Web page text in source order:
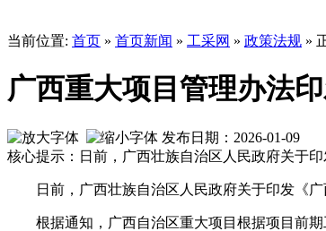
当前位置: 首页 » 首页新闻 » 工采网 » 政策法规 »
广西重大项目管理办法
发布日期：2026-01-09
核心提示：日前，广西壮族自治区人民政府关于
日前，广西壮族自治区人民政府关于印发《
根据通知，广西自治区重大项目根据项目前